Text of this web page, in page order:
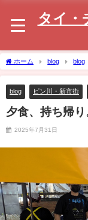
タイ・
ホーム blog blog
blog ピン川・新市街
夕食、持ち帰
2025年7月31日